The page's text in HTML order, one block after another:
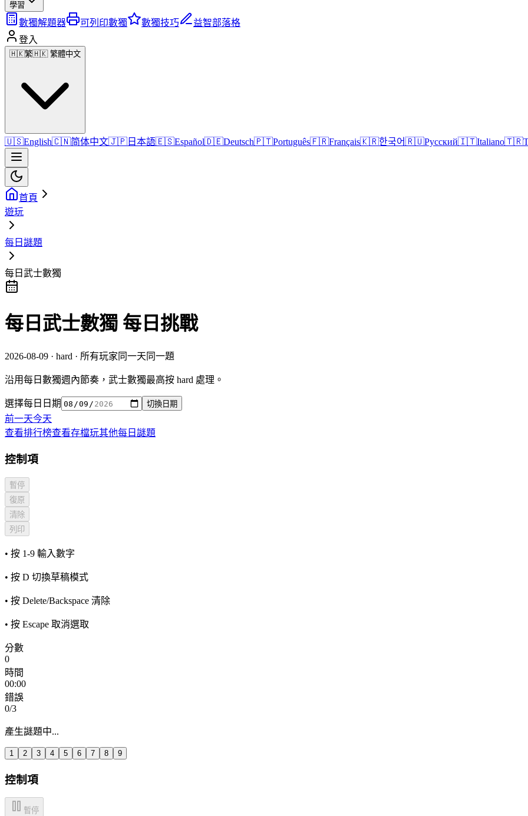
學習
數獨解題器 可列印數獨 數獨技巧
益智部落格
登入
🇭🇰繁🇭🇰 繁體中文
🇺🇸English🇨🇳简体中文🇯🇵 日本語🇪🇸Español🇩🇪Deutsch🇵🇹Português🇫🇷Français🇰🇷한국어🇷🇺Русский🇮🇹Italiano🇹🇷
首頁
遊玩
每日謎題
每日武士數獨
每日武士數獨 每日挑戰
2026-08-09 · hard · 所有玩家同一天同一題
沿用每日數獨週內節奏，武士數獨最高按 hard 處理。
選擇每日日期 切換日期
前一天今天
查看排行榜查看存檔玩其他每日謎題
控制項
暫停
復原
清除
列印
• 按 1-9 輸入數字
• 按 D 切換草稿模式
• 按 Delete/Backspace 清除
• 按 Escape 取消選取
分數
0
時間
00:00
錯誤
0/3
產生謎題中...
1 2 3 4 5 6 7 8 9
控制項
暫停